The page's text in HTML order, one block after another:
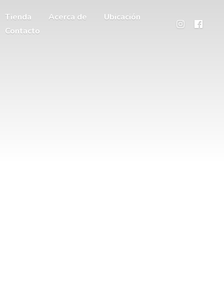
Tienda Acerca de
Ubicación
Contacto